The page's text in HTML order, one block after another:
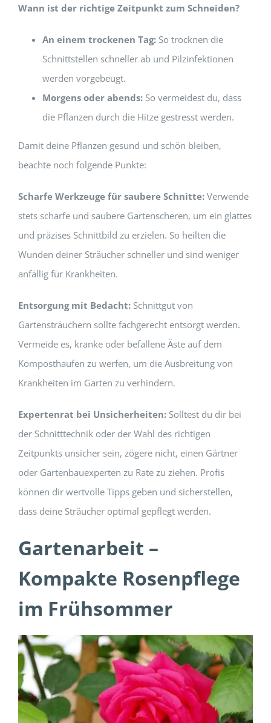
Wann ist der richtige Zeitpunkt zum Schneiden?
An einem trockenen Tag:So trocknen die
Schnittstellen schneller ab und Pilzinfektionen
werden vorgebeugt.
Morgens oder abends:So vermeidest du, dass
die Pflanzen durch die Hitze gestresst werden.
Damit deine Pflanzen gesund und schön bleiben,
beachte noch folgende Punkte:
Scharfe Werkzeuge für saubere Schnitte:Verwende
stets scharfe und saubere Gartenscheren, um ein glattes
und präzises Schnittbild zu erzielen. So heilten die
Wunden deiner Sträucher schneller und sind weniger
anfällig für Krankheiten.
Entsorgung mit Bedacht:Schnittgut von
Gartensträuchern sollte fachgerecht entsorgt werden.
Vermeide es, kranke oder befallene Äste auf dem
Komposthaufen zu werfen, um die Ausbreitung von
Krankheiten im Garten zu verhindern.
Expertenrat bei Unsicherheiten:Solltest du dir bei
der Schnitttechnik oder der Wahl des richtigen
Zeitpunkts unsicher sein, zögere nicht, einen Gärtner
oder Gartenbauexperten zu Rate zu ziehen. Profis
können dir wertvolle Tipps geben und sicherstellen,
dass deine Sträucher optimal gepflegt werden.
Gartenarbeit –
Kompakte Rosenpflege
im Frühsommer